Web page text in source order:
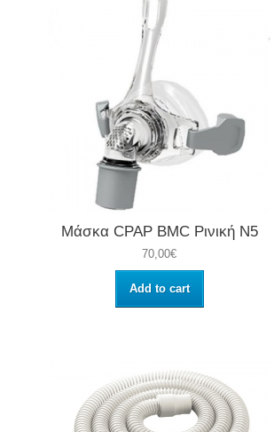
Μάσκα CPAP BMC Ρινική Ν5
70,00€
Add to cart